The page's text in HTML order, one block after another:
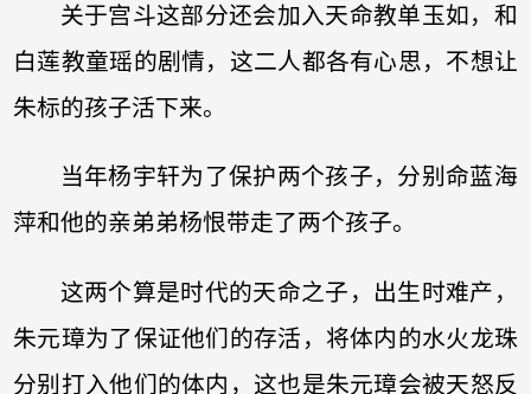
关于宫斗这部分还会加入天命教单玉如，和
白莲教童瑶的剧情，这二人都各有心思，不想让
朱标的孩子活下来。
当年杨宇轩为了保护两个孩子，分别命蓝海
萍和他的亲弟弟杨恨带走了两个孩子。
这两个算是时代的天命之子，出生时难产，
朱元璋为了保证他们的存活，将体内的水火龙珠
分别打入他们的体内，这也是朱元璋会被天怒反